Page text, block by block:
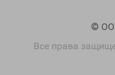
©
Все права